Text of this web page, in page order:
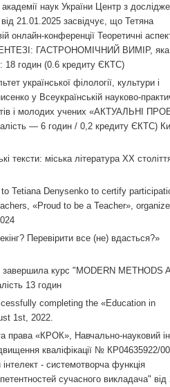
наук України Центр з
21.01.2025 засвідчує, що Тетяна
конференції Теоретичні
ГАСТРОНОМІЧНИЙ ВИМІР, яка
18 годин (0.6 кредиту ЄКТС)
української філології, культури і
у Всеукраїнській науково-
і молодих учених «АКТУАЛЬНІ
— 6 годин / 0,2 кредиту ЄКТС)
тексти: міська література ХХ
Tetiana Denysenko to certify
«Proud to be a Teacher»,
Перевірити все (не) вдасться?»
курс "MODERN METHODS
13 годин
completing the «Education in
1st, 2022.
права «КРОК», Навчально-науковий
кваліфікації № КР04635922/
- системотворча функція
сучасного викладача" від